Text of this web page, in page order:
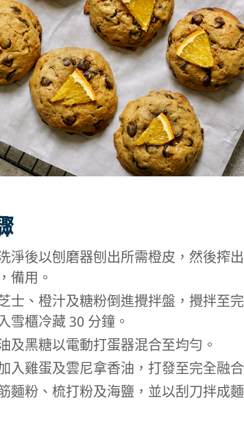
淨後以刨磨器刨出所需橙皮，然後搾
備用。
士、橙汁及糖粉倒進攪拌盤，攪拌至
雪櫃冷藏 30 分鐘。
及黑糖以電動打蛋器混合至均勻。
入雞蛋及雲尼拿香油，打發至完全融合
麵粉、梳打粉及海鹽，並以刮刀拌成麵